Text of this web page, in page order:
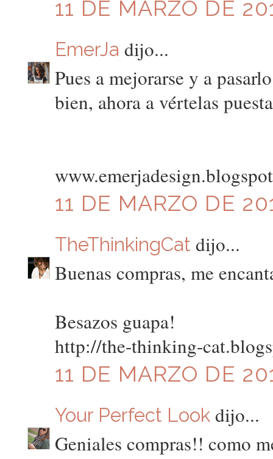
11 DE MARZO DE
EmerJa dijo...
Pues a mejorarse y a
bien, ahora a vértelas
11 DE MARZO DE
TheThinkingCat dijo...
Buenas compras, me
Besazos guapa!
http://the-thinking-
11 DE MARZO DE
Your Perfect Lookdijo...
Geniales compras!! como